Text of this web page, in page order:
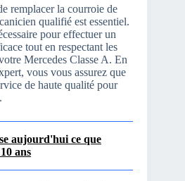
remplacer la courroie de
qualifié est essentiel.
pour effectuer un
tout en respectant les
Mercedes Classe A. En
vous vous assurez que
de haute qualité pour
aujourd'hui ce que
ans